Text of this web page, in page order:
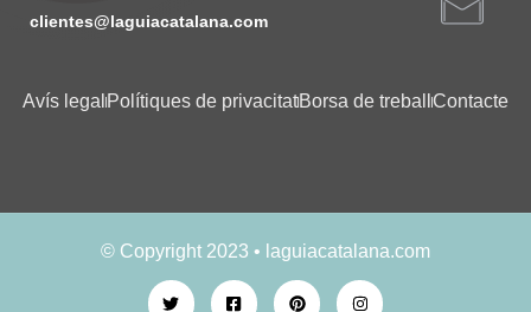
clientes@laguiacatalana.com
Avís legal Polítiques de privacitatBorsa de treball Contacte
© Copyright 2023 • laguiacatalana.com